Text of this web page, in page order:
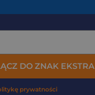
DO ZNAK EKSTRA
prywatności